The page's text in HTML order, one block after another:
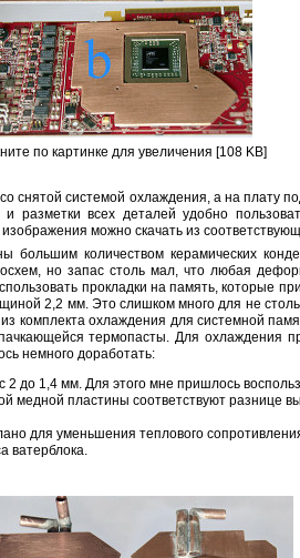
по картинке для увеличения [108 KB]
снятой системой охлаждения, а на плату
разметки всех деталей удобно
можно скачать из
количеством керамических
но запас столь мал, что любая
прокладки на память, которые
2,2 мм. Это слишком много для не
комплекта охлаждения для системной
термопасты. Для охлаждения
немного доработать:
до 1,4 мм. Для этого мне пришлось
медной пластины соответствуют разнице
для уменьшения теплового
ватерблока.